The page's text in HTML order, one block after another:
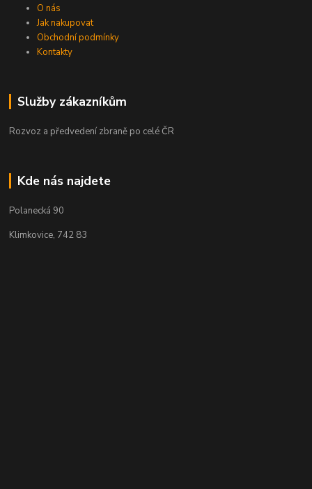
O nás
Jak nakupovat
Obchodní podmínky
Kontakty
Služby zákazníkům
Rozvoz a předvedení zbraně po celé ČR
Kde nás najdete
Polanecká 90
Klimkovice, 742 83